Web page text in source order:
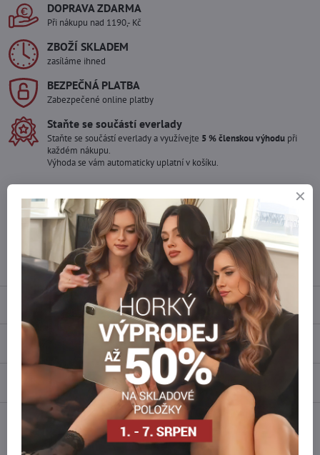
DOPRAVA ZDARMA
Při nákupu nad 1190,- Kč
ZBOŽÍ SKLADEM
zasíláme ihned
BEZPEČNÁ PLATBA
Zabezpečené online platby
Staňte se součástí everlady
Staňte se součástí everlady a využívejte 5 % členskou výhodu při
každém nákupu.
Výhoda se vám automaticky uplatní v košíku.
Máte zájem o více kusů ?
Kontaktujte nás na mail, zboží pro Vás doskladníme!
info​@everlady​.eu
Recenze
Diskuse
FacebookTwitter BlueskyPinterestReddit